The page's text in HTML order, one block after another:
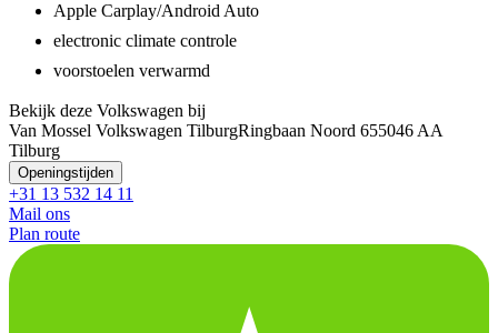
Apple Carplay/Android Auto
electronic climate controle
voorstoelen verwarmd
Bekijk deze Volkswagen bij
Van Mossel Volkswagen TilburgRingbaan Noord 655046 AA
Tilburg
Openingstijden
+31 13 532 14 11
Mail ons
Plan route